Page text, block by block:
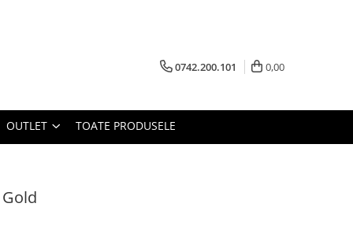
0742.200.101 0,00
OUTLET TOATE PRODUSELE